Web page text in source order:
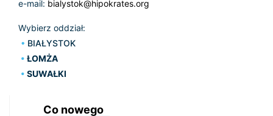
e-mail: bialystok@hipokrates.org
Wybierz oddział:
BIAŁYSTOK
ŁOMŻA
SUWAŁKI
Co nowego